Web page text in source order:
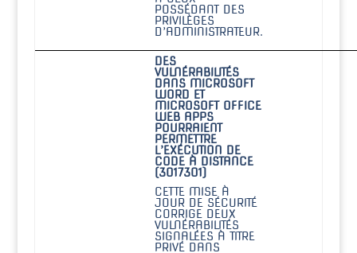
POSSÉDANT DES
PRIVILÈGES
D’ADMINISTRATEUR.
DES
VULNÉRABILITÉS
DANS MICROSOFT
WORD ET
MICROSOFT OFFICE
WEB APPS
POURRAIENT
PERMETTRE
L’EXÉCUTION DE
CODE À DISTANCE
(3017301)
CETTE MISE À
JOUR DE SÉCURITÉ
CORRIGE DEUX
VULNÉRABILITÉS
SIGNALÉES À TITRE
PRIVÉ DANS